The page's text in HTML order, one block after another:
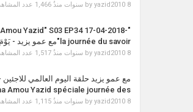
by yazid2010 8 سنوات منذُ 1,466 عدد المشاهدات
Amou Yazid" S03 EP34 17-04-2018-
la journée du savoir"مع عمو يزيد - يَوْمَ...
by yazid2010 8 سنوات منذُ 1,517 عدد المشاهدات
مع عمو يزيد حلقة ‏اليوم العالمي للاجئين
Amou Yazid spéciale journée des...
by yazid2010 8 سنوات منذُ 1,115 عدد المشاهدات